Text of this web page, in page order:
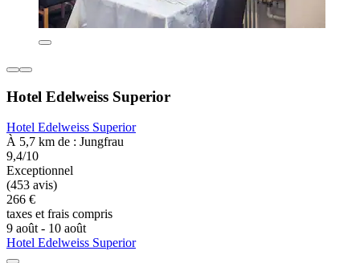
Hotel Edelweiss Superior
Hotel Edelweiss Superior
À 5,7 km de : Jungfrau
9,4/10
Exceptionnel
(453 avis)
266 €
taxes et frais compris
9 août - 10 août
Hotel Edelweiss Superior